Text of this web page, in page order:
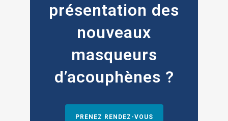
présentation des
nouveaux
masqueurs
d’acouphènes ?
PRENEZ RENDEZ-VOUS